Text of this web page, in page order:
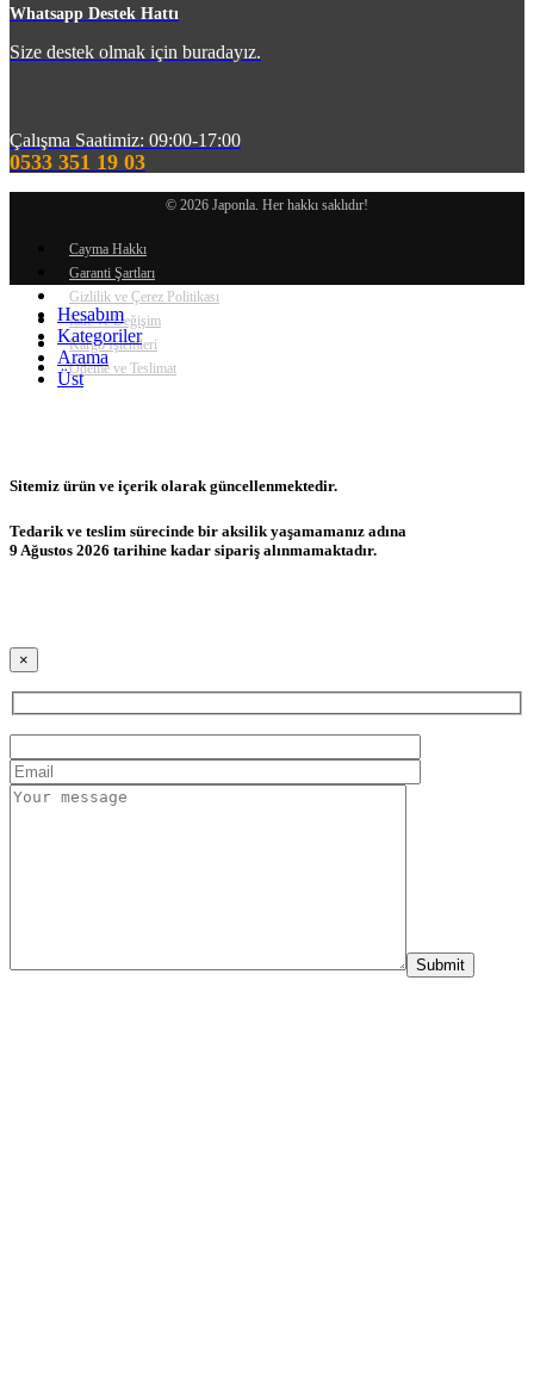
Whatsapp Destek Hattı
Size destek olmak için buradayız.
Çalışma Saatimiz: 09:00-17:00
0533 351 19 03
© 2026 Japonla. Her hakkı saklıdır!
Cayma Hakkı
Garanti Şartları
Gizlilik ve Çerez Politikası
İade ve Değişim
Kargo İşlemleri
Ödeme ve Teslimat
Hesabım
Kategoriler
Arama
Üst
Sitemiz ürün ve içerik olarak güncellenmektedir.
Tedarik ve teslim sürecinde bir aksilik yaşamamanız adına
9 Ağustos 2026 tarihine kadar sipariş alınmamaktadır.
×